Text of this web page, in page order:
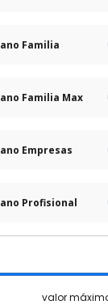
Familia
Familia Max
Empresas
Profisional
valor